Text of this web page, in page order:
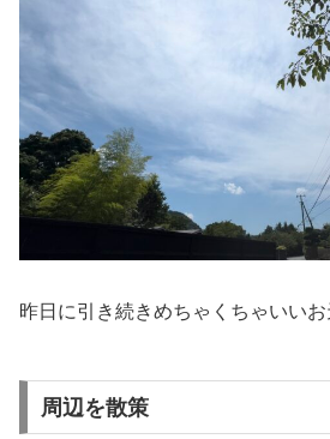
昨日に引き続きめちゃくちゃいいお
周辺を散策